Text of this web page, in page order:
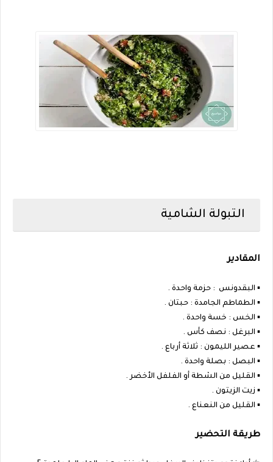
التبولة الشامية
المقادير
▪︎ البقدونس : حزمة واحدة .
▪︎ الطماطم الجامدة : حبتان .
▪︎ الخس : خسة واحدة .
▪︎ البرغل : نصف كأس .
▪︎ عصير الليمون : ثلاثة أرباع .
▪︎ البصل : بصلة واحدة .
▪︎ القليل من الشطة أو الفلفل الأخضر .
▪︎ زيت الزيتون .
▪︎ القليل من النعناع .
طريقة التحضير